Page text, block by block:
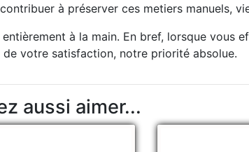
à préserver ces metiers manuels,
à la main. En bref, lorsque vous
votre satisfaction, notre priorité absolue.
aussi aimer...